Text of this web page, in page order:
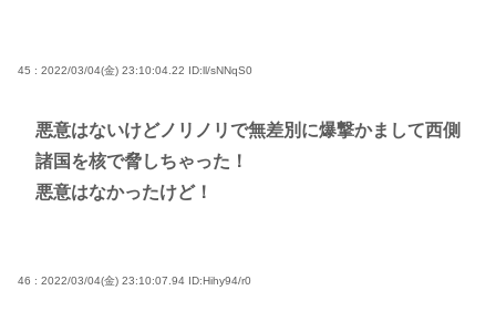
45 : 2022/03/04(金) 23:10:04.22 ID:ll/sNNqS0
悪意はないけどノリノリで無差別に爆撃かまして西側
諸国を核で脅しちゃった！
悪意はなかったけど！
46 : 2022/03/04(金) 23:10:07.94 ID:Hihy94/r0